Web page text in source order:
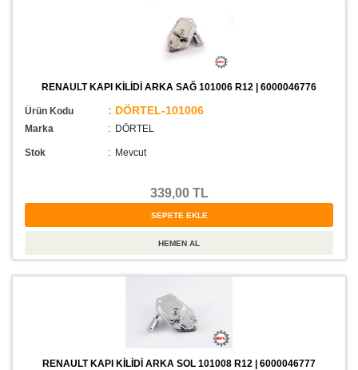
RENAULT KAPI KİLİDİ ARKA SAĞ 101006 R12 | 6000046776
Ürün Kodu : DÖRTEL-101006
Marka : DÖRTEL
Stok : Mevcut
339,00 TL
RENAULT KAPI KİLİDİ ARKA SOL 101008 R12 | 6000046777